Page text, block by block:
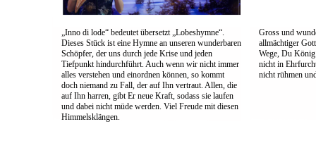
„Inno di lode“ bedeutet übersetzt „Lobeshymne“.
Dieses Stück ist eine Hymne an unseren wunderbaren
Schöpfer, der uns durch jede Krise und jeden
Tiefpunkt hindurchführt. Auch wenn wir nicht immer
alles verstehen und einordnen können, so kommt
doch niemand zu Fall, der auf Ihn vertraut. Allen, die
auf Ihn harren, gibt Er neue Kraft, sodass sie laufen
und dabei nicht müde werden. Viel Freude mit diesen
Himmelsklängen.
Gross und
allmächtiger
Wege, Du
nicht in
nicht rühmen